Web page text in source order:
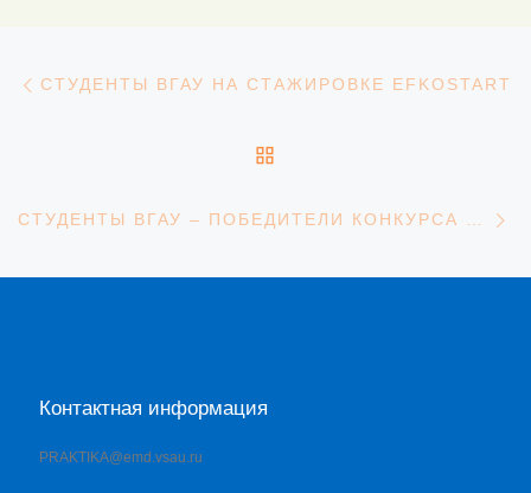
Навигация
СТУДЕНТЫ ВГАУ НА СТАЖИРОВКЕ EFKOSTART
СТУДЕНТЫ ВГАУ – ПОБЕДИТЕЛИ КОНКУРСА «МИРАТОРГ»
Контактная информация
PRAKTIKA@emd.vsau.ru